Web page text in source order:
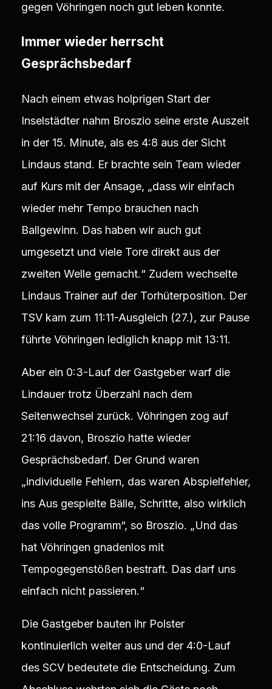
gegen Vöhringen noch gut leben konnte.
Immer wieder herrscht
Gesprächsbedarf
Nach einem etwas holprigen Start der
Inselstädter nahm Broszio seine erste Auszeit
in der 15. Minute, als es 4:8 aus der Sicht
Lindaus stand. Er brachte sein Team wieder
auf Kurs mit der Ansage, „dass wir einfach
wieder mehr Tempo brauchen nach
Ballgewinn. Das haben wir auch gut
umgesetzt und viele Tore direkt aus der
zweiten Welle gemacht.“ Zudem wechselte
Lindaus Trainer auf der Torhüterposition. Der
TSV kam zum 11:11-Ausgleich (27.), zur Pause
führte Vöhringen lediglich knapp mit 13:11.
Aber ein 0:3-Lauf der Gastgeber warf die
Lindauer trotz Überzahl nach dem
Seitenwechsel zurück. Vöhringen zog auf
21:16 davon, Broszio hatte wieder
Gesprächsbedarf. Der Grund waren
„individuelle Fehlern, das waren Abspielfehler,
ins Aus gespielte Bälle, Schritte, also wirklich
das volle Programm“, so Broszio. „Und das
hat Vöhringen gnadenlos mit
Tempogegenstößen bestraft. Das darf uns
einfach nicht passieren.“
Die Gastgeber bauten ihr Polster
kontinuierlich weiter aus und der 4:0-Lauf
des SCV bedeutete die Entscheidung. Zum